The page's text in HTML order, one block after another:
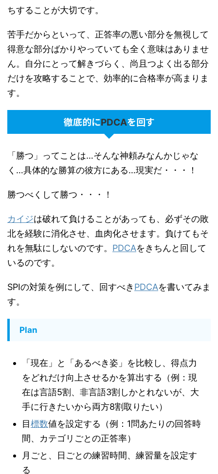
ちすることが大切です。
苦手だからといって、正答率の悪い部分を無視して
得意な部分ばかりやっていても全く意味はありませ
ん。自分にとって解きづらく、尚且つよく出る部分
だけを攻略することで、効率的に合格率が高まりま
す。
徹底的にPDCAを回す
「勝つ」ってことは…そんな神頼みなんかじゃな
く…具体的な勝算の彼方にある…現実だ・・・！
勝つべくして勝つ・・・！
カイジは破れて負けることがあっても、必ずその敗
北を経験に消化させ、血肉化させます。負けてもそ
れを無駄にしないのです。 PDCAをきちんと回して
いるのです。
SPIの対策を例にして、回すべき PDCAを書いてみま
す。
Plan
「現在」と「あるべき姿」を比較し、 得点力
をどれだけ向上させるかを算出する（例：現
在は言語5割、非言語3割しかとれないが、大
手に行きたいから両方8割取りたい）
目標数値を設定する （例：1問あたりの回答時
間、カテゴリごとの正答率）
月ごと、日ごとの練習時間、練習量を設定す
る